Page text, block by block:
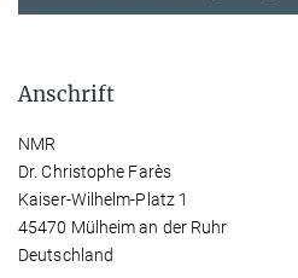
Anschrift
NMR
Dr. Christophe Farès
Kaiser-Wilhelm-Platz 1
45470 Mülheim an der Ruhr
Deutschland